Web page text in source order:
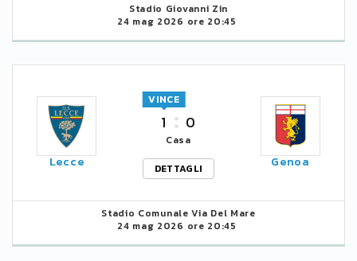
Stadio Giovanni Zin
24 mag 2026 ore 20:45
Lecce
1
VINCE
0
Casa
DETTAGLI
Genoa
Stadio Comunale Via Del Mare
24 mag 2026 ore 20:45